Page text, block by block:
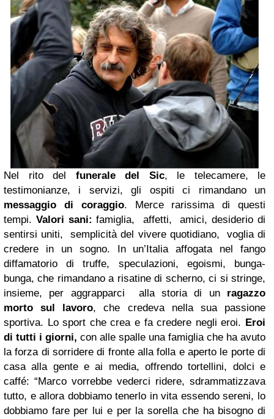
Nel rito del funerale del Sic, le telecamere, le
testimonianze, i servizi, gli ospiti ci rimandano un
messaggio di coraggio. Merce rarissima di questi
tempi. Valori sani: famiglia, affetti, amici, desiderio di
sentirsi uniti, semplicità del vivere quotidiano, voglia di
credere in un sogno. In un’Italia affogata nel fango
diffamatorio di truffe, speculazioni, egoismi, bunga-
bunga, che rimandano a risatine di scherno, ci si stringe,
insieme, per aggrapparci alla storia di un ragazzo
morto sul lavoro, che credeva nella sua passione
sportiva. Lo sport che crea e fa credere negli eroi. Eroi
di tutti i giorni, con alle spalle una famiglia che ha avuto
la forza di sorridere di fronte alla folla e aperto le porte di
casa alla gente e ai media, offrendo tortellini, dolci e
caffé: “Marco vorrebbe vederci ridere, sdrammatizzava
tutto, e allora dobbiamo tenerlo in vita essendo sereni, lo
dobbiamo fare per lui e per la sorella che ha bisogno di